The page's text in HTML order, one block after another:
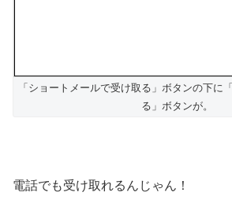
「ショートメールで受け取る」ボタンの下に
る」ボタンが。
電話でも受け取れるんじゃん！